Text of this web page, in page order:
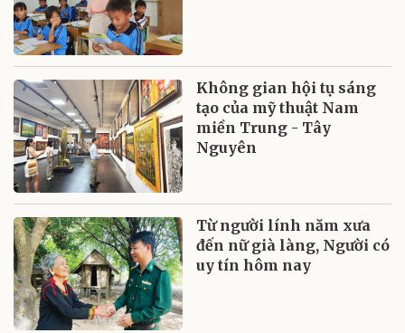
Không gian hội tụ sáng
tạo của mỹ thuật Nam
miền Trung - Tây
Nguyên
Từ người lính năm xưa
đến nữ già làng, Người có
uy tín hôm nay